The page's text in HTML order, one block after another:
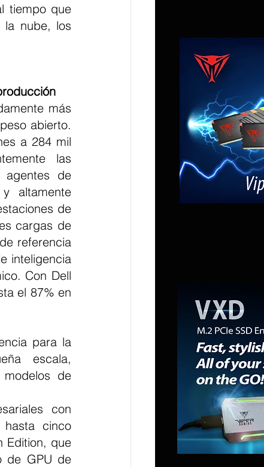
tiempo que
la nube, los
abierto.
a 284 mil
las
agentes de
altamente
de
cargas de
referencia
inteligencia
Con Dell
el 87% en
para la
escala,
de
con
cinco
Edition, que
de GPU de